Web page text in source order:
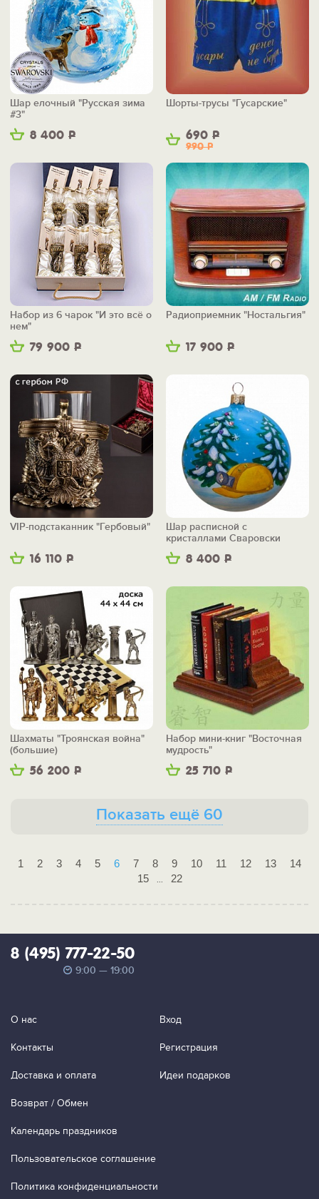
8 400 Р
Шар елочный "Русская зима
#3"
690 Р
990Р
Шорты-трусы "Гусарские"
79 900 Р
Набор из 6 чарок "И это всё о
нем"
17 900 Р
Радиоприемник "Ностальгия"
16 110 Р
VIP-подстаканник "Гербовый"
8 400 Р
Шар расписной с
кристаллами Сваровски
"Каска"
56 200 Р
Шахматы "Троянская война"
(большие)
25 710 Р
Набор мини-книг "Восточная
мудрость"
Показать ещё 60
1 2 3 4 5 6 7 8 9 10 11 12 13
14
15
... 22
8 (495) 777-22-50
9:00 — 19:00
О нас
Контакты
Доставка и оплата
Возврат / Обмен
Календарь праздников
Пользовательское соглашение
Политика конфиденциальности
Вход
Регистрация
Идеи подарков